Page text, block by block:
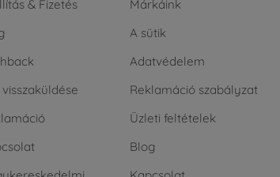
& Fizetés
Márkáink
A sütik
Adatvédelem
Reklamáció szabályzat
Üzleti feltételek
Blog